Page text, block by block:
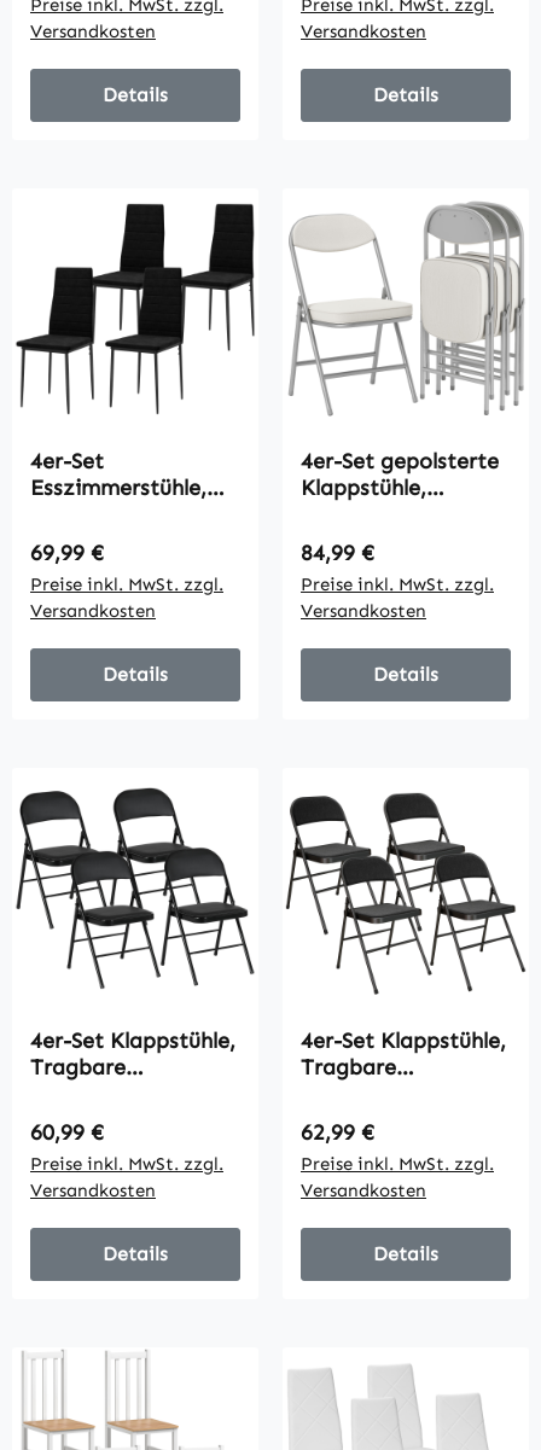
Weiß
Preise inkl. MwSt. zzgl.
Versandkosten
Details
Velours-Optik,
Hellgrau+ Schwarz
Preise inkl. MwSt. zzgl.
Versandkosten
Details
4er-Set
Esszimmerstühle,
Stoffpolsterung,
Metallbeine,
Schwarz
Regulärer Preis:
69,99 €
Preise inkl. MwSt. zzgl.
Versandkosten
Details
4er-Set gepolsterte
Klappstühle,
Cordbezug,
Rückenlehne,
Metallrahmen,
Cremeweiß
Regulärer Preis:
84,99 €
Preise inkl. MwSt. zzgl.
Versandkosten
Details
4er-Set Klappstühle,
Tragbare
Metallbeine,
Faltstuhl für Büro,
Empfang,
Wartezimmer,
Kunstleder, Schwarz
Regulärer Preis:
60,99 €
Preise inkl. MwSt. zzgl.
Versandkosten
Details
4er-Set Klappstühle,
Tragbare
Metallbeine,
Faltstuhl für Büro,
Empfang,
Wartezimmer,
Leinenoptik,
Schwarz
Regulärer Preis:
62,99 €
Preise inkl. MwSt. zzgl.
Versandkosten
Details